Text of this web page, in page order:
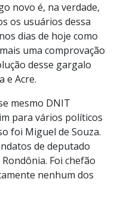
novo é, na verdade,
os usuários dessa
dias de hoje como
uma comprovação
desse gargalo
e Acre.
mesmo DNIT
para vários políticos
foi Miguel de Souza.
de deputado
Foi chefão
nenhum dos